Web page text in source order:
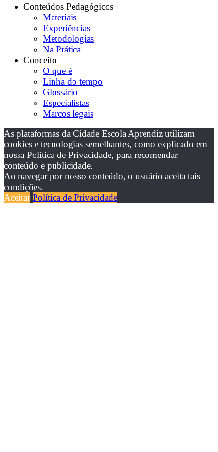
Conteúdos Pedagógicos
Materiais
Experiências
Metodologias
Na Prática
Conceito
O que é
Linha do tempo
Glossário
Especialistas
Marcos legais
As plataformas da Cidade Escola Aprendiz utilizam
cookies e tecnologias semelhantes, como explicado em
nossa Política de Privacidade, para recomendar
conteúdo e publicidade.
Ao navegar por nosso conteúdo, o usuário aceita tais
condições.
Aceitar Política de Privacidade